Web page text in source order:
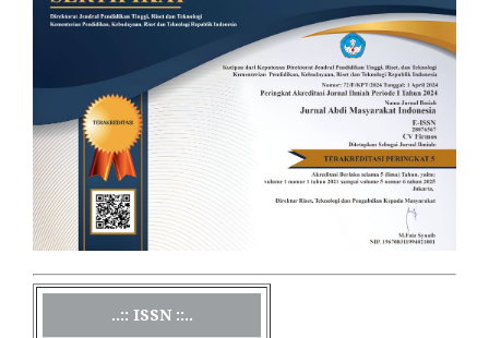
..:: ISSN ::..